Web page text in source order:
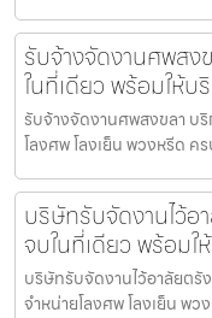
รับจ้างจัดงานศพส
ในที่เดียว พร้อมให้บ
รับจ้างจัดงานศพสงขลา บ
โลงศพ โลงเย็น พวงหรีด ค
บริษัทรับจัดงานไว้
จบในที่เดียว พร้อมใ
บริษัทรับจัดงานไว้อาลัยต
จำหน่ายโลงศพ โลงเย็น พ